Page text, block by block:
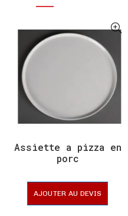
Assiette a pizza en
porc
AJOUTER AU DEVIS